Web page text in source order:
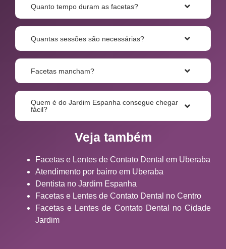
Quanto tempo duram as facetas?
Quantas sessões são necessárias?
Facetas mancham?
Quem é do Jardim Espanha consegue chegar
fácil?
Veja também
Facetas e Lentes de Contato Dental em Uberaba
Atendimento por bairro em Uberaba
Dentista no Jardim Espanha
Facetas e Lentes de Contato Dental no Centro
Facetas e Lentes de Contato Dental no Cidade
Jardim